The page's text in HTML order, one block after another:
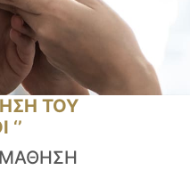
ΤΟΥ
ΜΑΘΗΣΗ